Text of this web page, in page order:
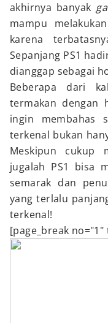
akhirnya banyak
mampu
karena
Sepanjang PS1
dianggap sebagai
Beberapa dari
termakan dengan
ingin membahas
terkenal bukan
Meskipun cukup
jugalah PS1 bisa
semarak dan
yang terlalu
terkenal!
[page_break